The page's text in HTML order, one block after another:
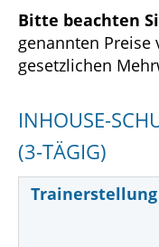
Bitte beachten
genannten Preise
gesetzlichen
INHOUSE-
(3-TÄGIG)
Trainerstellung